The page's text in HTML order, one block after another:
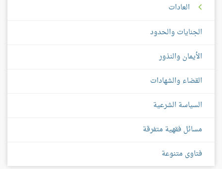
العادات
الجنايات والحدود
الأيمان والنذور
القضاء والشهادات
السياسة الشرعية
مسائل فقهية متفرقة
فتاوى متنوعة